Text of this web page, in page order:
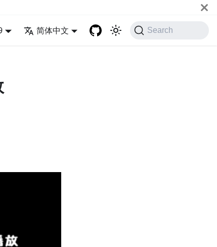
简体中文 Search